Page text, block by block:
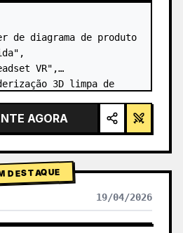
de diagrama de produto
VR",
3D limpa de
AGORA
DESTAQUE
19/04/2026
DE OUTROS MODELOS